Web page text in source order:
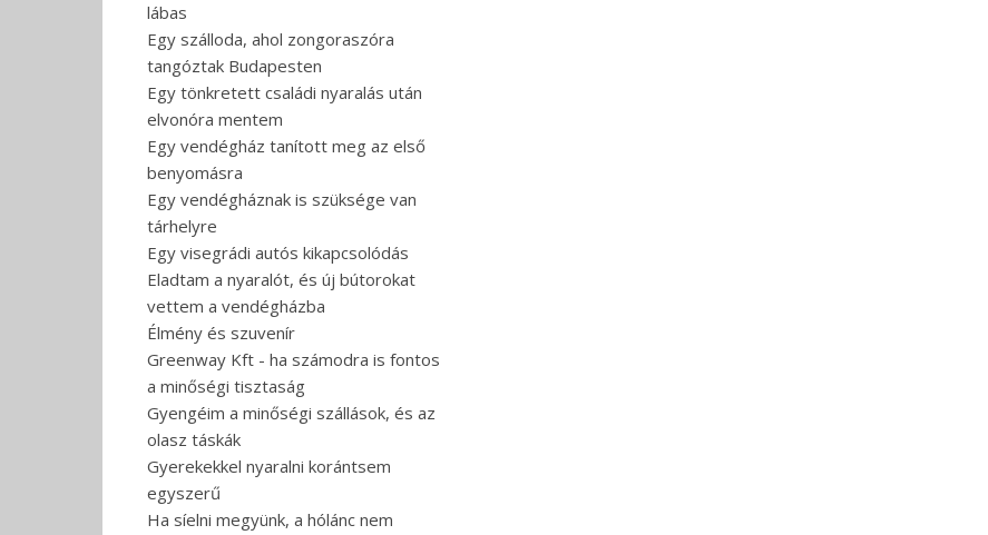
lábas
Egy szálloda, ahol zongoraszóra
tangóztak Budapesten
Egy tönkretett családi nyaralás után
elvonóra mentem
Egy vendégház tanított meg az első
benyomásra
Egy vendégháznak is szüksége van
tárhelyre
Egy visegrádi autós kikapcsolódás
Eladtam a nyaralót, és új bútorokat
vettem a vendégházba
Élmény és szuvenír
Greenway Kft - ha számodra is fontos
a minőségi tisztaság
Gyengéim a minőségi szállások, és az
olasz táskák
Gyerekekkel nyaralni korántsem
egyszerű
Ha síelni megyünk, a hólánc nem